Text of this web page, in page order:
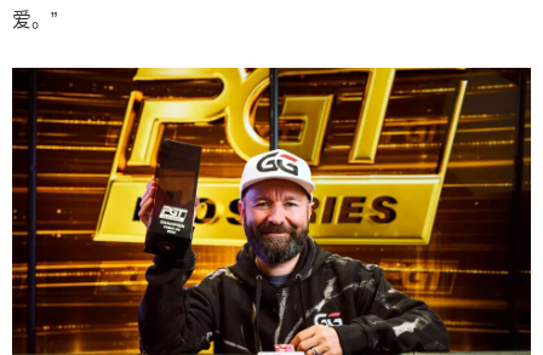
爱。”